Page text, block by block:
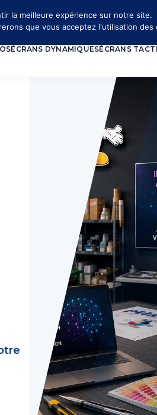
ÉCRANS DYNAMIQUESÉCRANS
la meilleure expérience sur notre site.
que vous acceptez l'utilisation des